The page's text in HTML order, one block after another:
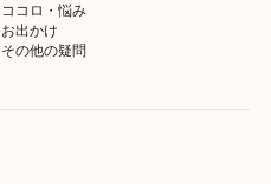
ココロ・悩み
お出かけ
その他の疑問